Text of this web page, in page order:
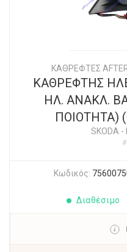
ΚΑΘΡΕΦΤΕΣ
ΚΑΘΡΕΦΤΗΣ
ΗΛ. ΑΝΑΚΛ.
ΠΟΙΟΤΗΤΑ)
SKODA -
Κωδικός:
Διαθέσιμο